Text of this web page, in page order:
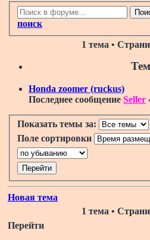
поиск
1 тема •
Honda zoomer (ruckus)
Последнее сообщение Seller
Показать темы за:
Поле сортировки
Новая тема
1 тема •
Перейти